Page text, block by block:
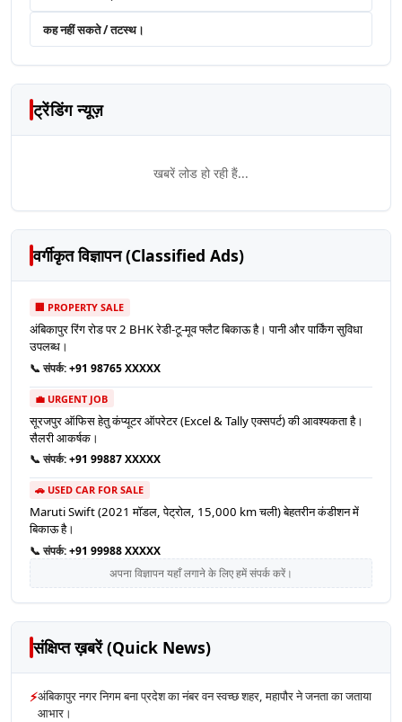
कह नहीं सकते / तटस्थ।
ट्रेंडिंग न्यूज़
खबरें लोड हो रही हैं...
वर्गीकृत विज्ञापन (Classified Ads)
🏢 PROPERTY SALE
अंबिकापुर रिंग रोड पर 2 BHK रेडी-टू-मूव फ्लैट बिकाऊ है। पानी और पार्किंग सुविधा
उपलब्ध।
📞 संपर्क:+91 98765 XXXXX
💼 URGENT JOB
सूरजपुर ऑफिस हेतु कंप्यूटर ऑपरेटर (Excel & Tally एक्सपर्ट) की आवश्यकता है।
सैलरी आकर्षक।
📞 संपर्क:+91 99887 XXXXX
🚗 USED CAR FOR SALE
Maruti Swift (2021 मॉडल, पेट्रोल, 15,000 km चली) बेहतरीन कंडीशन में
बिकाऊ है।
📞 संपर्क:+91 99988 XXXXX
अपना विज्ञापन यहाँ लगाने के लिए हमें संपर्क करें।
संक्षिप्त ख़बरें (Quick News)
⚡अंबिकापुर नगर निगम बना प्रदेश का नंबर वन स्वच्छ शहर, महापौर ने जनता का जताया
आभार।